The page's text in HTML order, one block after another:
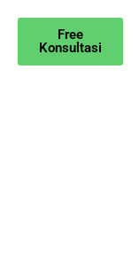
Free
Konsultasi